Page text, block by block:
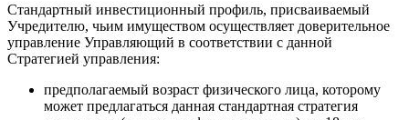
Стандартный инвестиционный профиль, присваиваемый
Учредителю, чьим имуществом осуществляет доверительное
управление Управляющий в соответствии с данной
Стратегией управления:
предполагаемый возраст физического лица, которому
может предлагаться данная стандартная стратегия